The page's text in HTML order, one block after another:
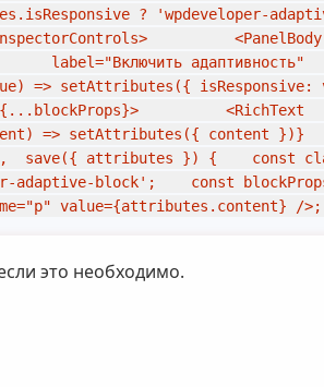
? 'wpdeveloper-
<PanelBody
=> setAttributes({
<RichText
=> setAttributes({ content })}
attributes }) {    const
adaptive-block';    const blockProps
value={attributes.content} /
это необходимо.